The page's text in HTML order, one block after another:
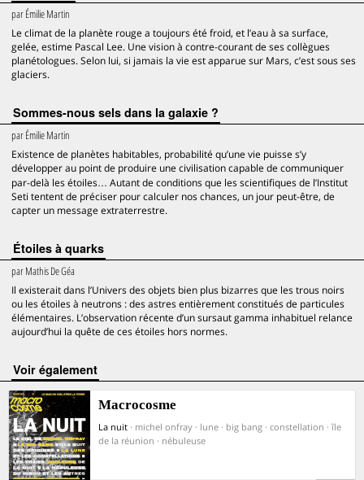
parÉmilie Martin
Le climat de la planète rouge a toujours été froid, et l’eau à sa surface,
gelée, estime Pascal Lee. Une vision à contre-courant de ses collègues
planétologues. Selon lui, si jamais la vie est apparue sur Mars, c’est sous ses
glaciers.
Sommes-nous sels dans la galaxie ?
parÉmilie Martin
Existence de planètes habitables, probabilité qu’une vie puisse s’y
développer au point de produire une civilisation capable de communiquer
par-delà les étoiles… Autant de conditions que les scientifiques de l’Institut
Seti tentent de préciser pour calculer nos chances, un jour peut-être, de
capter un message extraterrestre.
Étoiles à quarks
parMathis De Géa
Il existerait dans l’Univers des objets bien plus bizarres que les trous noirs
ou les étoiles à neutrons : des astres entièrement constitués de particules
élémentaires. L’observation récente d’un sursaut gamma inhabituel relance
aujourd’hui la quête de ces étoiles hors normes.
voir également
Macrocosme
La nuit · michel onfray · lune · big bang · constellation · île
de la réunion · nébuleuse